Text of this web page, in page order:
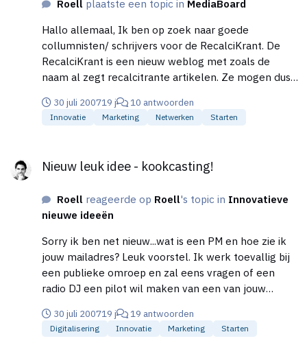
Roell plaatste een topic in MediaBoard
Hallo allemaal, Ik ben op zoek naar goede
collumnisten/ schrijvers voor de RecalciKrant. De
RecalciKrant is een nieuw weblog met zoals de
naam al zegt recalcitrante artikelen. Ze mogen dus
interessant en spraakmakend. Dus wanneer jij een
aardig stukje kan schrijven en ook nog een open,
het me leuk om een aantal creatieve scherpe
en een gaaf weblog neertezetten met een
30 juli 200719 j 10 antwoorden
Innovatie Marketing Netwerken Starten
Nieuw leuk idee - kookcasting!
Roell reageerde op Roell's topic in Innovatieve
nieuwe ideeën
Sorry ik ben net nieuw...wat is een PM en hoe zie ik
jouw mailadres? Leuk voorstel. Ik werk toevallig bij
een publieke omroep en zal eens vragen of een
radio DJ een pilot wil maken van een van jouw
van een audiobestand op een blog. Weet iemand
hoe dat werkt? Roel
30 juli 200719 j 19 antwoorden
Digitalisering Innovatie Marketing Starten